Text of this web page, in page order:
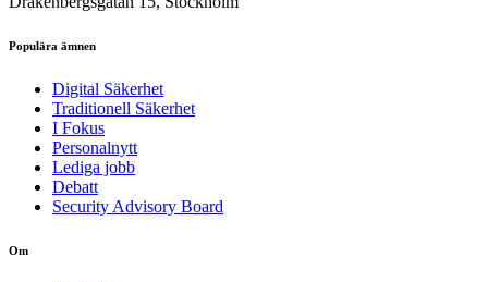
Populära ämnen
Digital Säkerhet
Traditionell Säkerhet
I Fokus
Personalnytt
Lediga jobb
Debatt
Security Advisory Board
Om